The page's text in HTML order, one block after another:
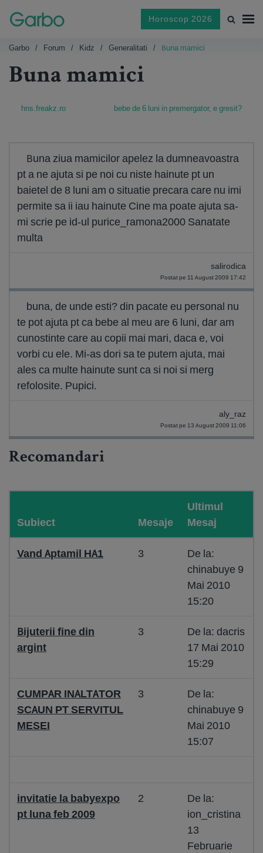
Horoscop 2026
Garbo Forum Kidz Generalitati Buna mamici
Buna mamici
hns.freakz.ro bebe de 6 luni in premergator, e gresit?
Buna ziua mamicilor apelez la dumneavoastra
pt a ne ajuta si pe noi cu niste hainute pt un
baietel de 8 luni am o situatie precara care nu imi
permite sa ii iau hainute Cine ma poate ajuta sa-
mi scrie pe id-ul purice_ramona2000 Sanatate
multa
salirodica
Postat pe 11 August 2009 17:42
buna, de unde esti? din pacate eu personal nu
te pot ajuta pt ca bebe al meu are 6 luni, dar am
cunostinte care au copii mai mari, daca e, voi
vorbi cu ele. Mi-as dori sa te putem ajuta, mai
ales ca multe hainute sunt ca si noi si merg
refolosite. Pupici.
aly_raz
Postat pe 13 August 2009 11:06
Recomandari
Subiect Mesaje
Ultimul
Mesaj
Vand Aptamil HA1 3
De la:
chinabuye 9
Mai 2010
15:20
Bijuterii fine din
argint
3
De la: dacris
17 Mai 2010
15:29
CUMPAR INALTATOR
SCAUN PT SERVITUL
MESEI
3
De la:
chinabuye 9
Mai 2010
15:07
invitatie la babyexpo
pt luna feb 2009
2
De la:
ion_cristina
13
Februarie